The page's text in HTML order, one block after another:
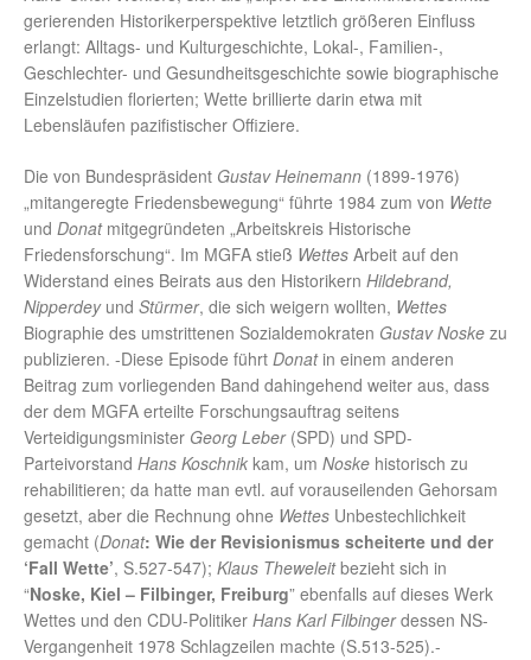
gerierenden Historikerperspektive letztlich größeren Einfluss
erlangt: Alltags- und Kulturgeschichte, Lokal-, Familien-,
Geschlechter- und Gesundheitsgeschichte sowie biographische
Einzelstudien florierten; Wette brillierte darin etwa mit
Lebensläufen pazifistischer Offiziere.
Die von Bundespräsident Gustav Heinemann (1899-1976)
„mitangeregte Friedensbewegung“ führte 1984 zum von Wette
und Donatmitgegründeten „Arbeitskreis Historische
Friedensforschung“. Im MGFA stieß Wettes Arbeit auf den
Widerstand eines Beirats aus den Historikern Hildebrand,
Nipperdey und Stürmer, die sich weigern wollten, Wettes
Biographie des umstrittenen Sozialdemokraten Gustav Noske zu
publizieren. -Diese Episode führt Donatin einem anderen
Beitrag zum vorliegenden Band dahingehend weiter aus, dass
der dem MGFA erteilte Forschungsauftrag seitens
Verteidigungsminister Georg Leber(SPD) und SPD-
Parteivorstand Hans Koschnik kam, um Noske historisch zu
rehabilitieren; da hatte man evtl. auf vorauseilenden Gehorsam
gesetzt, aber die Rechnung ohne Wettes Unbestechlichkeit
gemacht (Donat: Wie der Revisionismus scheiterte und der
‘Fall Wette’, S.527-547); Klaus Theweleitbezieht sich in
“Noske, Kiel – Filbinger, Freiburg” ebenfalls auf dieses Werk
Wettes und den CDU-Politiker Hans Karl Filbingerdessen NS-
Vergangenheit 1978 Schlagzeilen machte (S.513-525).-